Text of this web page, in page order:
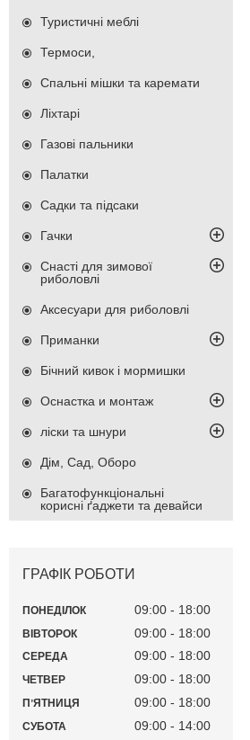
Туристичні меблі
Термоси,
Спальні мішки та каремати
Ліхтарі
Газові пальники
Палатки
Садки та підсаки
Гачки
Снасті для зимової
риболовлі
Аксесуари для риболовлі
Приманки
Бічний кивок і мормишки
Оснастка и монтаж
ліски та шнури
Дім, Сад, Оборо
Багатофункціональні
корисні ґаджети та девайси
ГРАФІК РОБОТИ
ПОНЕДІЛОК 09:00 18:00
ВІВТОРОК 09:00 18:00
СЕРЕДА 09:00 18:00
ЧЕТВЕР 09:00 18:00
ПʼЯТНИЦЯ 09:00 18:00
СУБОТА 09:00 14:00